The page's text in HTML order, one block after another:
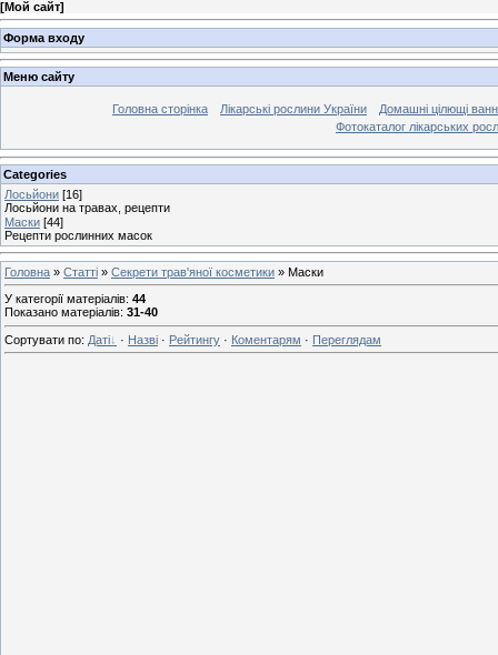
[Мой сайт]
Форма входу
Меню сайту
Головна сторінка Лікарські рослини України
Домашні цілющі
Фотокаталог лікарських
Categories
Лосьйони [16]
Лосьйони на травах, рецепти
Маски [44]
Рецепти рослинних масок
Головна » Статті » Секрети трав'яної косметики » Маски
У категорії матеріалів: 44
Показано матеріалів: 31-40
Сортувати по: Даті · Назві · Рейтингу · Коментарям · Переглядам